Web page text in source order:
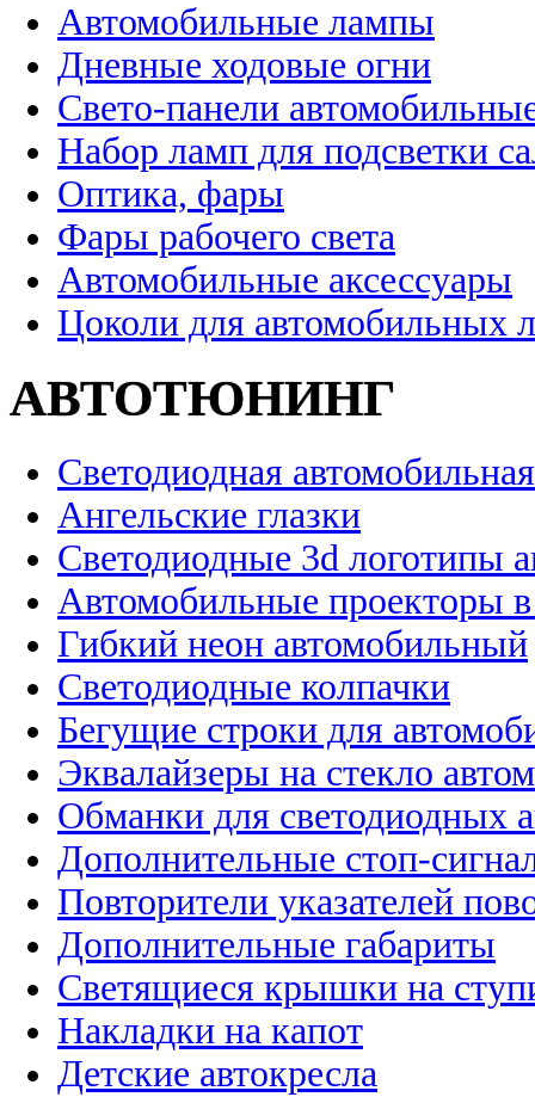
Автомобильные лампы
Дневные ходовые огни
Свето-панели
Набор ламп для подсветки
Оптика, фары
Фары рабочего света
Автомобильные аксессуары
Цоколи для автомобильных
АВТОТЮНИНГ
Светодиодная
Ангельские глазки
Светодиодные 3d логотипы
Автомобильные проекторы
Гибкий неон автомобильный
Светодиодные колпачки
Бегущие строки для
Эквалайзеры на стекло
Обманки для светодиодных
Дополнительные стоп-
Повторители указателей
Дополнительные габариты
Светящиеся крышки на
Накладки на капот
Детские автокресла